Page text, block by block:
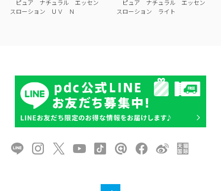
ピュア ナチュラル エッセン
スローション ＵＶ Ｎ
ピュア ナチュラル エッセン
スローション ライト